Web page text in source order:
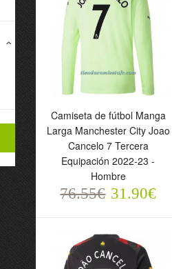
Camiseta de fútbol Manga
Larga Manchester City
Joao Cancelo 7 Tercera
Equipación 2022-23 -
Hombre
76.55€ 31.90€
Camiseta de fútbol Manga
Larga Manchester City Joao
Cancelo 7 Tercera
Equipación 2022-23 -
Hombre
76.55€ 31.90€